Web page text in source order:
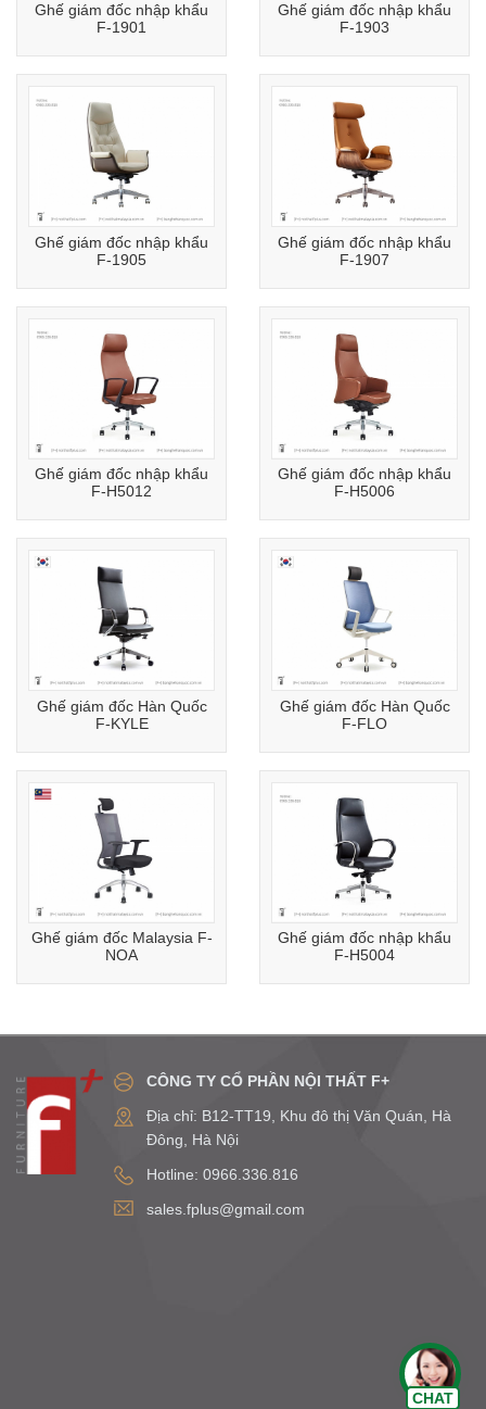
Ghế giám đốc nhập khẩu
F-1901
Ghế giám đốc nhập khẩu
F-1903
Ghế giám đốc nhập khẩu
F-1905
Ghế giám đốc nhập khẩu
F-1907
Ghế giám đốc nhập khẩu
F-H5012
Ghế giám đốc nhập khẩu
F-H5006
Ghế giám đốc Hàn Quốc
F-KYLE
Ghế giám đốc Hàn Quốc
F-FLO
Ghế giám đốc Malaysia F-
NOA
Ghế giám đốc nhập khẩu
F-H5004
CÔNG TY CỔ PHẦN NỘI THẤT F+
Địa chỉ: B12-TT19, Khu đô thị Văn Quán, Hà
Đông, Hà Nội
Hotline: 0966.336.816
sales.fplus@gmail.com
CHAT